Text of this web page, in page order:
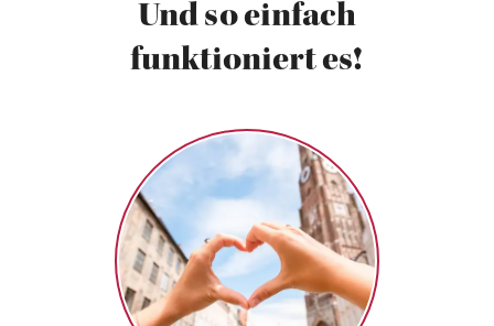
Und so einfach
funktioniert es!